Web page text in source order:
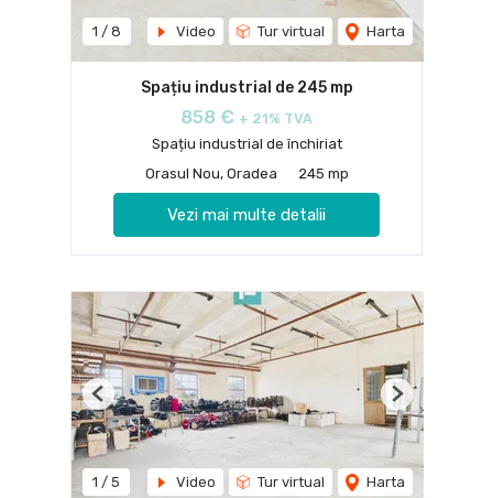
1 / 8 Video Tur virtual Harta
Spațiu industrial de 245 mp
858 € + 21% TVA
Spațiu industrial de închiriat
Orasul Nou, Oradea
245 mp
Vezi mai multe detalii
1 / 5 Video Tur virtual Harta
Previous Next